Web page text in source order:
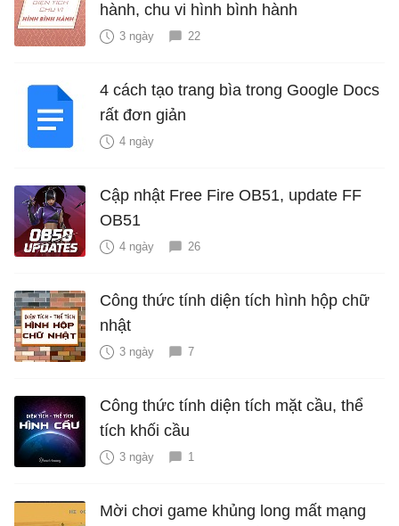
hành, chu vi hình bình hành
3 ngày 22
4 cách tạo trang bìa trong Google Docs
rất đơn giản
4 ngày
Cập nhật Free Fire OB51, update FF
OB51
4 ngày 26
Công thức tính diện tích hình hộp chữ
nhật
3 ngày 7
Công thức tính diện tích mặt cầu, thể
tích khối cầu
3 ngày 1
Mời chơi game khủng long mất mạng